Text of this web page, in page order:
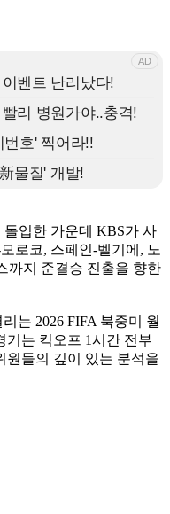
돌입한 가운데 KBS가 사
로코, 스페인-벨기에, 노
까지 준결승 진출을 향한
는 2026 FIFA 북중미 월
기는 킥오프 1시간 전부
원들의 깊이 있는 분석을